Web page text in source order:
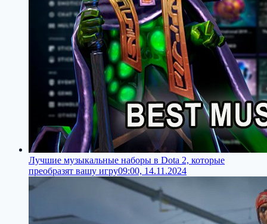
Лучшие музыкальные наборы в Dota 2, которые
преобразят вашу игру09:00, 14.11.2024